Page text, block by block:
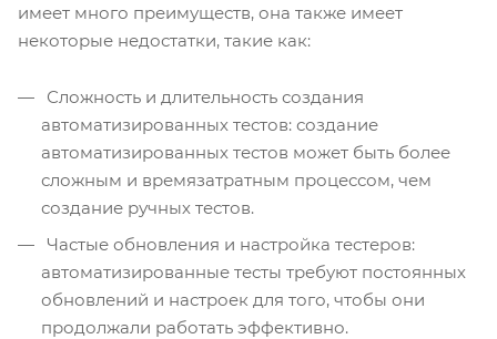
имеет много преимуществ, она также имеет
некоторые недостатки, такие как:
Сложность и длительность создания
автоматизированных тестов: создание
автоматизированных тестов может быть более
сложным и времязатратным процессом, чем
создание ручных тестов.
Частые обновления и настройка тестеров:
автоматизированные тесты требуют постоянных
обновлений и настроек для того, чтобы они
продолжали работать эффективно.